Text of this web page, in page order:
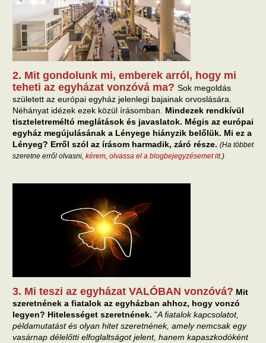
2. Mit gondolunk mi, emberek arról, hogy mi
teheti az egyházat vonzóvá ma? Sok megoldás
született az európai egyház jelenlegi bajainak orvoslására.
Néhányat idézek ezek közül írásomban. Mindezek rendkívül
tiszteletreméltó meglátások és javaslatok. Mégis az európai
egyház megújulásának a Lényege hiányzik belőlük. Mi ez a
Lényeg? Erről szól az írásom harmadik, záró része. (Ha többet
szeretne erről olvasni, kérem, olvassa el a blogbejegyzésemet itt.)
3. Mi teszi az egyházat VALÓBAN vonzóvá? Mit
szeretnének a fiatalok az egyházban ahhoz, hogy vonzó
legyen? Hitelességet szeretnének. "A fiatalok kapcsolatot,
példamutatást és olyan hitet szeretnének, amely nemcsak egy
vasárnap délelőtti elfoglaltságot jelent, hanem kapaszkodóként